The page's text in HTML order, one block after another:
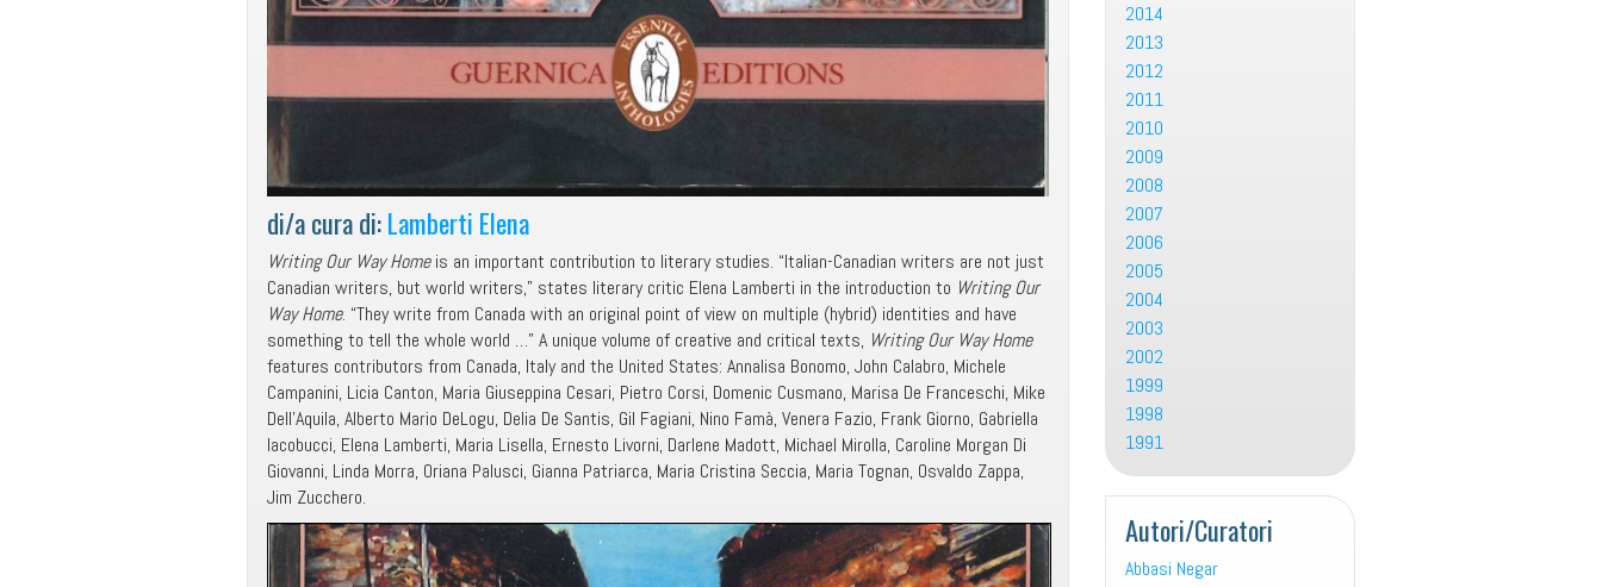
di/a cura di:Lamberti Elena
Writing Our Way Homeis an important contribution to literary studies. “Italian-Canadian writers are not just
Canadian writers, but world writers,” states literary critic Elena Lamberti in the introduction to Writing Our
Way Home. “They write from Canada with an original point of view on multiple (hybrid) identities and have
something to tell the whole world …” A unique volume of creative and critical texts, Writing Our Way Home
features contributors from Canada, Italy and the United States: Annalisa Bonomo, John Calabro, Michele
Campanini, Licia Canton, Maria Giuseppina Cesari, Pietro Corsi, Domenic Cusmano, Marisa De Franceschi, Mike
Dell’Aquila, Alberto Mario DeLogu, Delia De Santis, Gil Fagiani, Nino Famà, Venera Fazio, Frank Giorno, Gabriella
Iacobucci, Elena Lamberti, Maria Lisella, Ernesto Livorni, Darlene Madott, Michael Mirolla, Caroline Morgan Di
Giovanni, Linda Morra, Oriana Palusci, Gianna Patriarca, Maria Cristina Seccia, Maria Tognan, Osvaldo Zappa,
Jim Zucchero.
2014
2013
2012
2011
2010
2009
2008
2007
2006
2005
2004
2003
2002
1999
1998
1991
Autori/Curatori
Abbasi Negar